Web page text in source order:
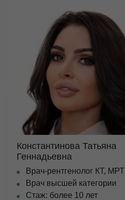
Константинова Татьяна
Геннадьевна
Врач-рентгенолог КТ, МРТ
Врач высшей категории
Стаж: более 10 лет